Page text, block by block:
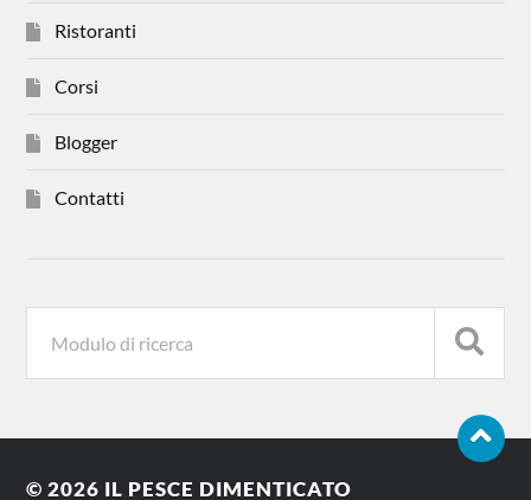
Ristoranti
Corsi
Blogger
Contatti
© 2026 IL PESCE DIMENTICATO